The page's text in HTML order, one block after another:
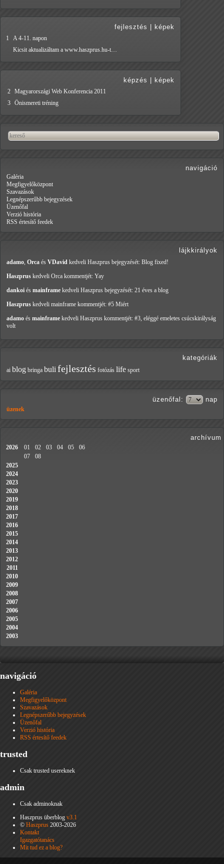
fejlesztés képek
1
A 4-11. napon
Kicsit aktualizáltam a www.haszprus.hu-t…
képzés képek
2 Magyarországi Web Konferencia 2011
3 Önismereti tréning
navigáció
Galéria
Megfigyelőközpont
Szavazások
Legnépszerűbb bejegyzések
Üzenőfal
Verzió história
RSS értesítő feedek
lájkkirályok
adamo, Orca és VDavid kedveli Haszprus bejegyzését: Blog fixed!
Haszprus kedveli Orca kommentjét: Yay
dankoi és mainframe kedveli Haszprus bejegyzését: 21 éves a blog
Haszprus kedveli mainframe kommentjét: #5 Miért
adamo és mainframe kedveli Haszprus kommentjét: #3, eléggé emeletes csúcskirályság
volt
kategóriák
ai blog bringa buli fejlesztés fotózás life sport
üzenőfal : nap
üzenek
archívum
2026 01 02 03 04 05
06
07
08
2025
2024
2023
2020
2019
2018
2017
2016
2015
2014
2013
2012
2011
2010
2009
2008
2007
2006
2005
2004
2003
navigáció
Galéria
Megfigyelőközpont
Szavazások
Legnépszerűbb bejegyzések
Üzenőfal
Verzió história
RSS értesítő feedek
trusted
Csak trusted usereknek
admin
Csak adminoknak
Haszprus überblog v3.1
© Haszprus 2003-2026
Kontakt
Igazgatótanács
Mit tud ez a blog?